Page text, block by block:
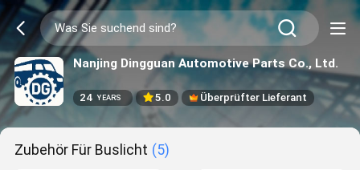
Nanjing Dingguan Automotive Parts Co., Ltd.
24 YEARS 5.0 Überprüfter Lieferant
Zubehör Für Buslicht (5)